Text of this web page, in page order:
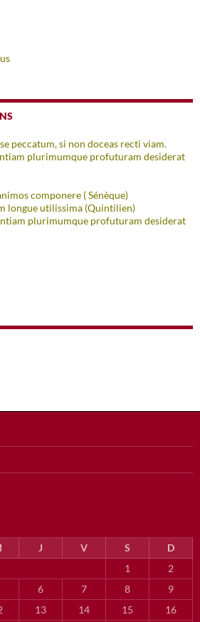
peccatum, si non doceas recti viam.
plurimumque profuturam desiderat
componere ( Sénèque)
longue utilissima (Quintilien)
plurimumque profuturam desiderat
J V S
D
1
2
6 7 8
9
13 14 15 16